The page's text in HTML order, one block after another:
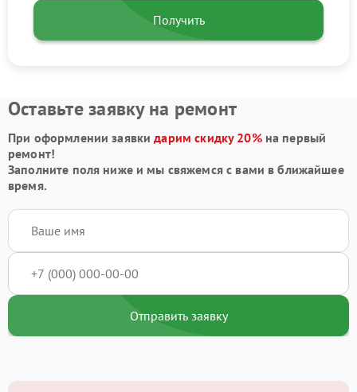
Получить
Оставьте заявку на ремонт
При оформлении заявкидарим скидку 20%на первый
ремонт!
Заполните поля ниже и мы свяжемся с вами в ближайшее
время.
Отправить заявку